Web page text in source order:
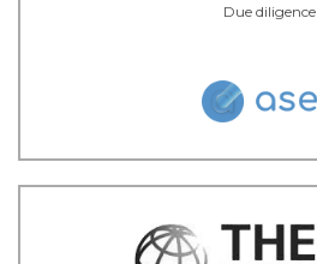
Due diligence